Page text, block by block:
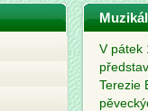
V pátek
Terezie